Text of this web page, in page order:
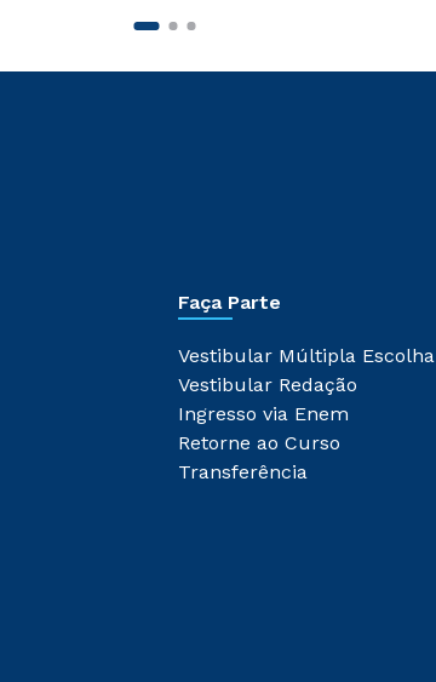
Faça Parte
Vestibular Múltipla Escolha
Vestibular Redação
Ingresso via Enem
Retorne ao Curso
Transferência